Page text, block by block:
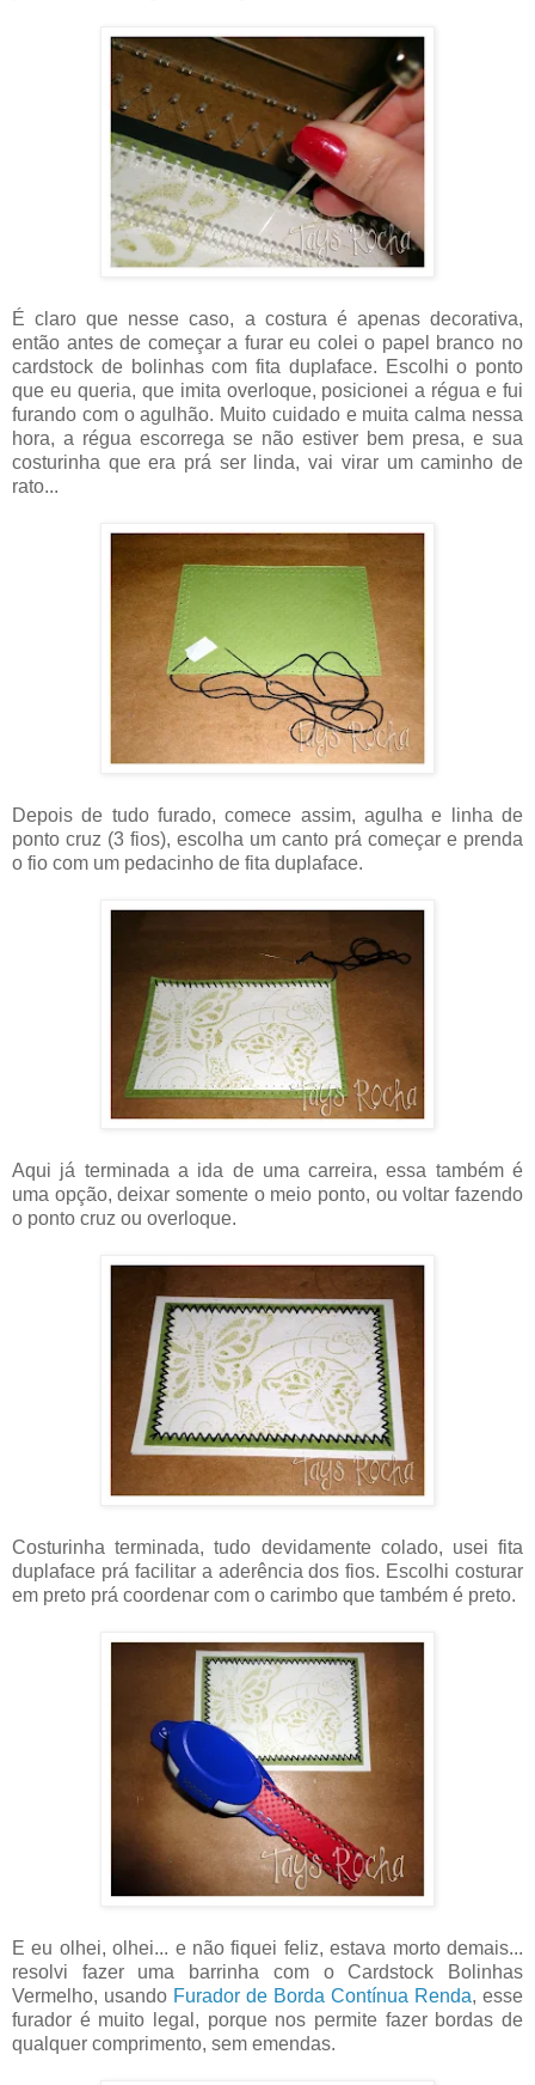
É claro que nesse caso, a costura é apenas decorativa,
então antes de começar a furar eu colei o papel branco no
cardstock de bolinhas com fita duplaface. Escolhi o ponto
que eu queria, que imita overloque, posicionei a régua e fui
furando com o agulhão. Muito cuidado e muita calma nessa
hora, a régua escorrega se não estiver bem presa, e sua
costurinha que era prá ser linda, vai virar um caminho de
rato...
Depois de tudo furado, comece assim, agulha e linha de
ponto cruz (3 fios), escolha um canto prá começar e prenda
o fio com um pedacinho de fita duplaface.
Aqui já terminada a ida de uma carreira, essa também é
uma opção, deixar somente o meio ponto, ou voltar fazendo
o ponto cruz ou overloque.
Costurinha terminada, tudo devidamente colado, usei fita
duplaface prá facilitar a aderência dos fios. Escolhi costurar
em preto prá coordenar com o carimbo que também é preto.
E eu olhei, olhei... e não fiquei feliz, estava morto demais...
resolvi fazer uma barrinha com o Cardstock Bolinhas
Vermelho, usando Furador de Borda Contínua Renda, esse
furador é muito legal, porque nos permite fazer bordas de
qualquer comprimento, sem emendas.